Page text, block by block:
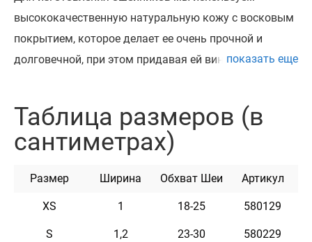
высококачественную натуральную кожу с восковым
покрытием, которое делает ее очень прочной и
долговечной, при этом придавая ей винтажный вид.
были выполнены с помощью технологии тиснения.
Это придаёт продукту уникальный вид и необычный
тиснением. Высококачественная кожа и прочная
фурнитура - залог длительной службы изделия.
Фурнитура с покрытием очень износостойкая и
показать еще
Таблица размеров (в
сантиметрах)
Размер Ширина Обхват Шеи Артикул
XS 1 18-25 580129
S 1,2 23-30 580229